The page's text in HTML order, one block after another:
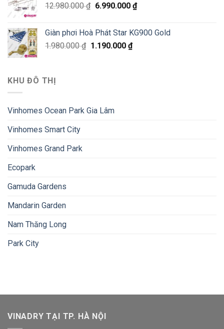
12.980.000₫ 6.990.000 ₫
Giàn phơi Hoà Phát Star KG900 Gold
1.980.000₫ 1.190.000 ₫
KHU ĐÔ THỊ
Vinhomes Ocean Park Gia Lâm
Vinhomes Smart City
Vinhomes Grand Park
Ecopark
Gamuda Gardens
Mandarin Garden
Nam Thăng Long
Park City
VINADRY TẠI TP. HÀ NỘI